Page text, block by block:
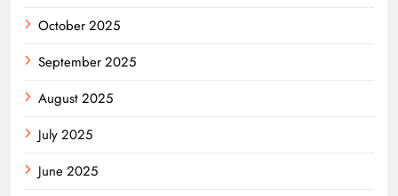
October 2025
September 2025
August 2025
July 2025
June 2025